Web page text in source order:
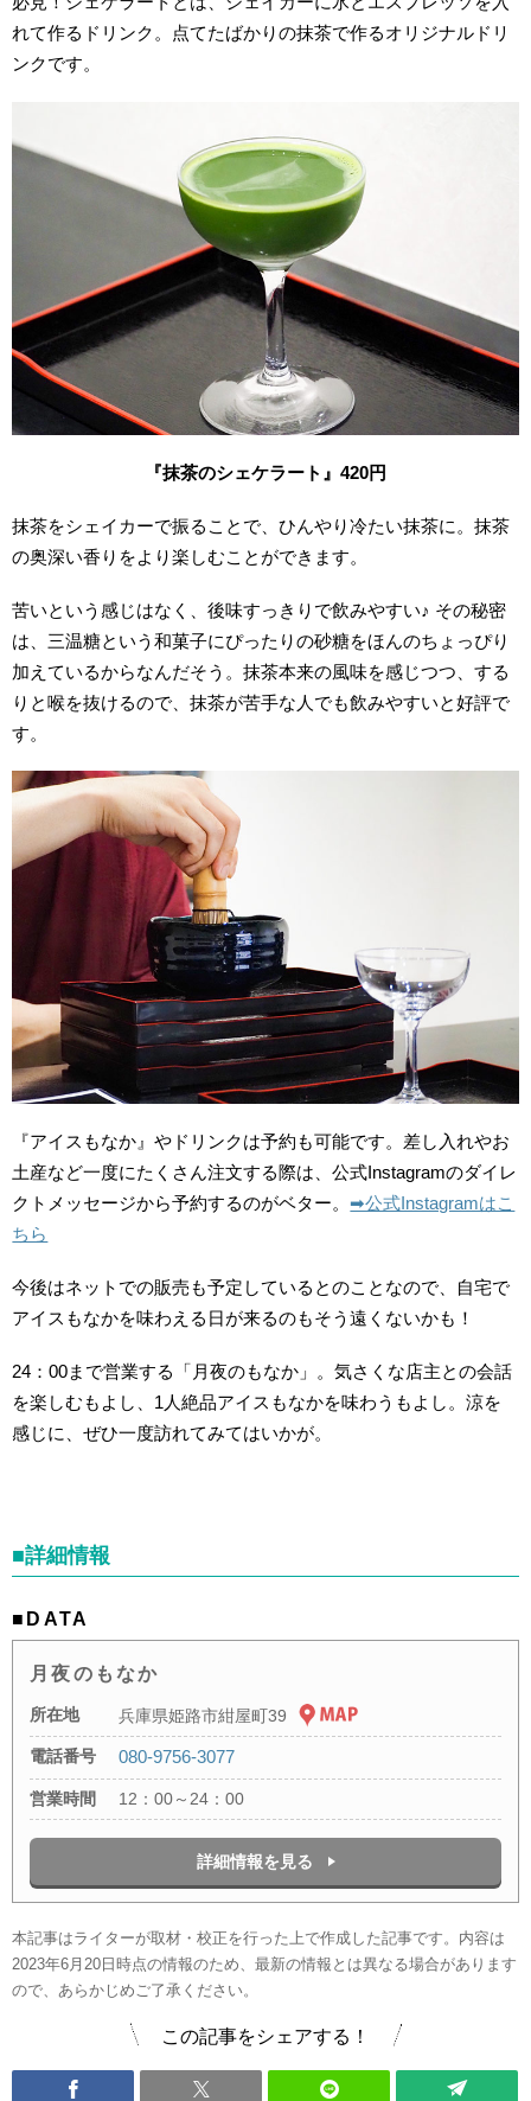
れて作るドリンク。点てたばかりの抹茶で作るオリジナルドリ
ンクです。
『抹茶のシェケラート』420円
抹茶をシェイカーで振ることで、ひんやり冷たい抹茶に。抹茶
の奥深い香りをより楽しむことができます。
苦いという感じはなく、後味すっきりで飲みやすい♪ その秘密
は、三温糖という和菓子にぴったりの砂糖をほんのちょっぴり
加えているからなんだそう。抹茶本来の風味を感じつつ、する
りと喉を抜けるので、抹茶が苦手な人でも飲みやすいと好評で
す。
『アイスもなか』やドリンクは予約も可能です。差し入れやお
土産など一度にたくさん注文する際は、公式Instagramのダイレ
クトメッセージから予約するのがベター。➡︎公式Instagramはこ
ちら
今後はネットでの販売も予定しているとのことなので、自宅で
アイスもなかを味わえる日が来るのもそう遠くないかも！
24：00まで営業する「月夜のもなか」。気さくな店主との会話
を楽しむもよし、1人絶品アイスもなかを味わうもよし。涼を
感じに、ぜひ一度訪れてみてはいかが。
■詳細情報
■DATA
月夜のもなか
所在地 兵庫県姫路市紺屋町39
電話番号 080-9756-3077
営業時間 12：00～24：00
詳細情報を見る
本記事はライターが取材・校正を行った上で作成した記事です。内容は
2023年6月20日時点の情報のため、最新の情報とは異なる場合があります
ので、あらかじめご了承ください。
この記事をシェアする！